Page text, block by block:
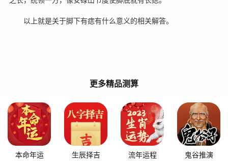
以上就是关于脚下有痣有什么意义的相关解答。
更多精品测算
本命年运 生辰择吉 流年运程 鬼谷推演